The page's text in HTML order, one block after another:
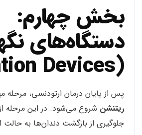
بخش چهارم:
دستگاه‌های
(Retention Devices)
پس از پایان درمان ارتودنسی، مرحله
ریتنشن شروع می‌شود. در این مرحله
جلوگیری از بازگشت دندان‌ها به حالت